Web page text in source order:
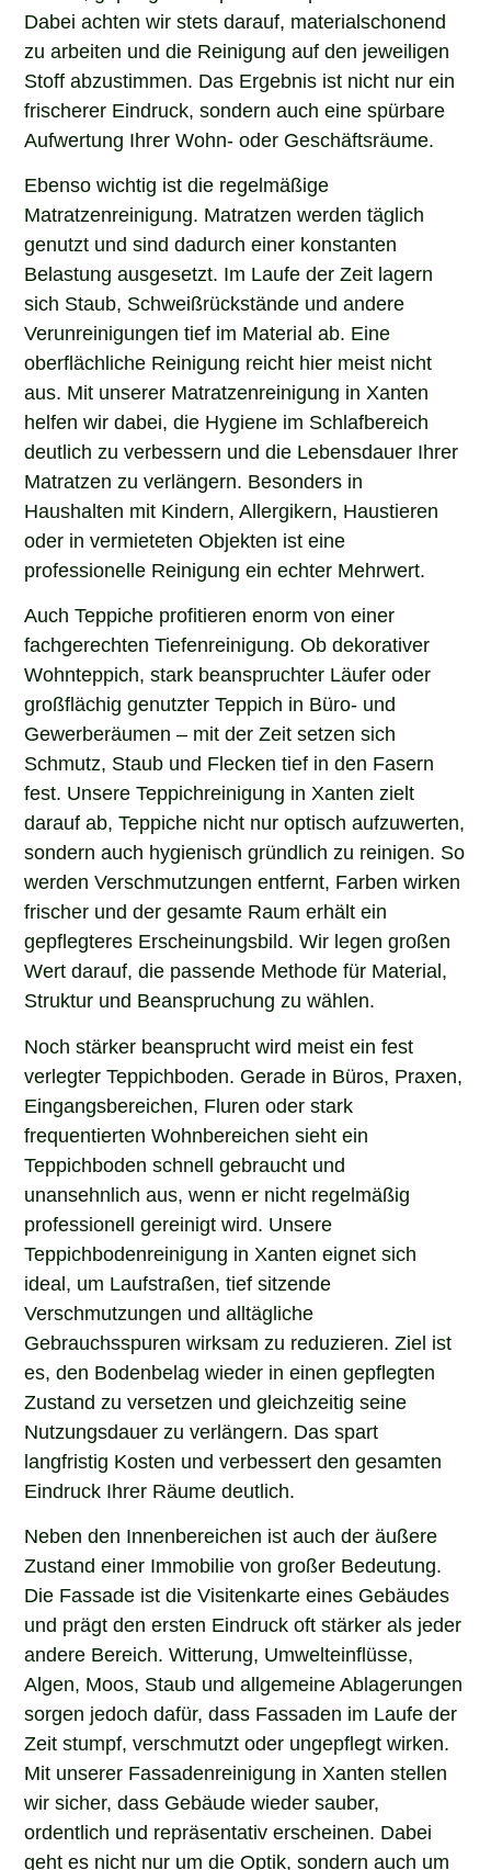
Dabei achten wir stets darauf, materialschonend
zu arbeiten und die Reinigung auf den jeweiligen
Stoff abzustimmen. Das Ergebnis ist nicht nur ein
frischerer Eindruck, sondern auch eine spürbare
Aufwertung Ihrer Wohn- oder Geschäftsräume.
Ebenso wichtig ist die regelmäßige
Matratzenreinigung. Matratzen werden täglich
genutzt und sind dadurch einer konstanten
Belastung ausgesetzt. Im Laufe der Zeit lagern
sich Staub, Schweißrückstände und andere
Verunreinigungen tief im Material ab. Eine
oberflächliche Reinigung reicht hier meist nicht
aus. Mit unserer Matratzenreinigung in Xanten
helfen wir dabei, die Hygiene im Schlafbereich
deutlich zu verbessern und die Lebensdauer Ihrer
Matratzen zu verlängern. Besonders in
Haushalten mit Kindern, Allergikern, Haustieren
oder in vermieteten Objekten ist eine
professionelle Reinigung ein echter Mehrwert.
Auch Teppiche profitieren enorm von einer
fachgerechten Tiefenreinigung. Ob dekorativer
Wohnteppich, stark beanspruchter Läufer oder
großflächig genutzter Teppich in Büro- und
Gewerberäumen – mit der Zeit setzen sich
Schmutz, Staub und Flecken tief in den Fasern
fest. Unsere Teppichreinigung in Xanten zielt
darauf ab, Teppiche nicht nur optisch aufzuwerten,
sondern auch hygienisch gründlich zu reinigen. So
werden Verschmutzungen entfernt, Farben wirken
frischer und der gesamte Raum erhält ein
gepflegteres Erscheinungsbild. Wir legen großen
Wert darauf, die passende Methode für Material,
Struktur und Beanspruchung zu wählen.
Noch stärker beansprucht wird meist ein fest
verlegter Teppichboden. Gerade in Büros, Praxen,
Eingangsbereichen, Fluren oder stark
frequentierten Wohnbereichen sieht ein
Teppichboden schnell gebraucht und
unansehnlich aus, wenn er nicht regelmäßig
professionell gereinigt wird. Unsere
Teppichbodenreinigung in Xanten eignet sich
ideal, um Laufstraßen, tief sitzende
Verschmutzungen und alltägliche
Gebrauchsspuren wirksam zu reduzieren. Ziel ist
es, den Bodenbelag wieder in einen gepflegten
Zustand zu versetzen und gleichzeitig seine
Nutzungsdauer zu verlängern. Das spart
langfristig Kosten und verbessert den gesamten
Eindruck Ihrer Räume deutlich.
Neben den Innenbereichen ist auch der äußere
Zustand einer Immobilie von großer Bedeutung.
Die Fassade ist die Visitenkarte eines Gebäudes
und prägt den ersten Eindruck oft stärker als jeder
andere Bereich. Witterung, Umwelteinflüsse,
Algen, Moos, Staub und allgemeine Ablagerungen
sorgen jedoch dafür, dass Fassaden im Laufe der
Zeit stumpf, verschmutzt oder ungepflegt wirken.
Mit unserer Fassadenreinigung in Xanten stellen
wir sicher, dass Gebäude wieder sauber,
ordentlich und repräsentativ erscheinen. Dabei
geht es nicht nur um die Optik, sondern auch um